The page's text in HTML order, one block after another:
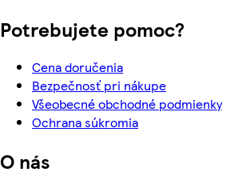
Potrebujete pomoc?
Cena doručenia
Bezpečnosť pri nákupe
Všeobecné obchodné podmienky
Ochrana súkromia
O nás